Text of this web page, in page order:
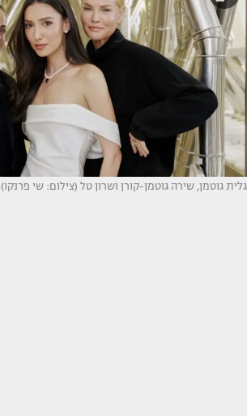
גלית גוטמן, שירה גוטמן-קורן ושרון טל (צילום: שי פרנקו)